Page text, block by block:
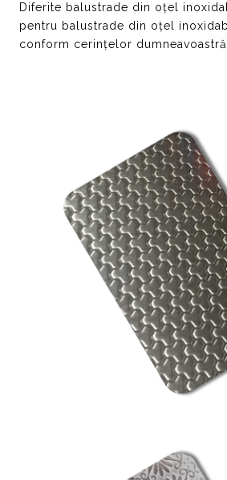
Diferite balustrade din oțel
pentru balustrade din oțel
conform cerințelor